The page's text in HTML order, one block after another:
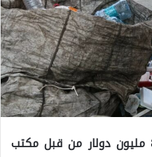
تم تخصيص ميزانية بقيمة 8.5 مليون دولار من قبل مكتب